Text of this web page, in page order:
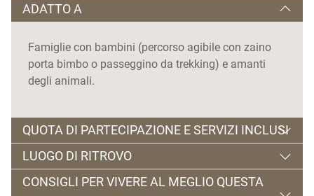
ADATTO A
Famiglie con bambini (percorso agibile con zaino
porta bimbo o passeggino da trekking) e amanti
degli animali.
QUOTA DI PARTECIPAZIONE E SERVIZI INCLUSI
Costo:€ 35,00 adulti, € 25,00 bambini dai 3 ai 12
anni; gratuito 0-2 anni.
LUOGO DI RITROVO
CONSIGLI PER VIVERE AL MEGLIO QUESTA